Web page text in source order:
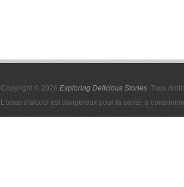
Copyright © 2026 Exploring Delicious Stories. Tous
L'abus d'alcool est dangereux pour la santé, à